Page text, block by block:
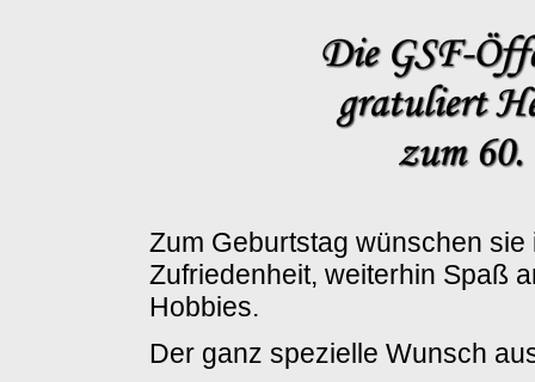
Zum Geburtstag wünschen
Zufriedenheit, weiterhin Spaß
Hobbies.
Der ganz spezielle Wunsch